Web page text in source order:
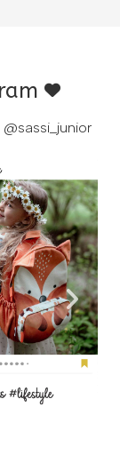
@sassi_junior